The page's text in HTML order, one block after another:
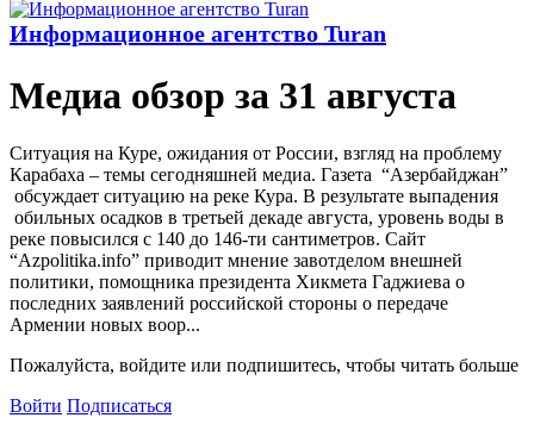
Информационное агентство Turan
Meдиа обзор за 31 августа
Ситуация на Куре, ожидания от России, взгляд на проблему
Карабаха – темы сегодняшней медиа. Газета “Aзербайджан”
обсуждает ситуацию на реке Кура. В результате выпадения
обильных осадков в третьей декаде августа, уровень воды в
реке повысился с 140 до 146-ти сантиметров. Сайт
“Azpolitika.info” приводит мнение завотделом внешней
политики, помощника президента Хикмета Гаджиева о
последних заявлений российской стороны о передаче
Армении новых воор...
Пожалуйста, войдите или подпишитесь, чтобы читать больше
Войти Подписаться